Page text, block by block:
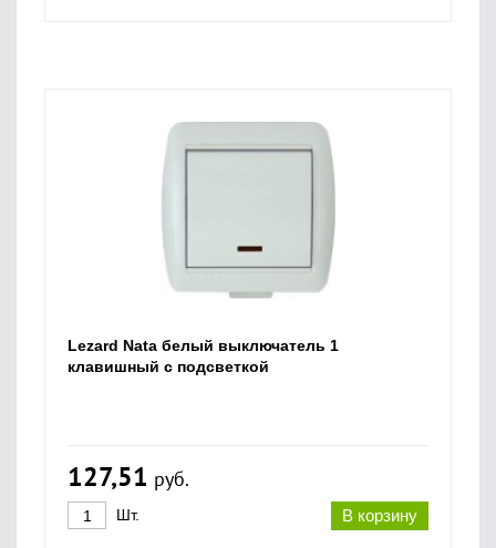
Lezard Nata белый выключатель 1
клавишный с подсветкой
127,51 руб.
В корзину
Шт.